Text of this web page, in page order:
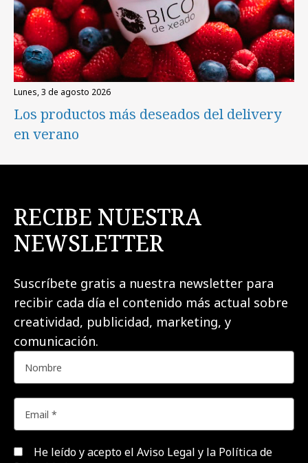
lunes, 3 de agosto 2026
Los productos más deseados del delivery
en verano
RECIBE NUESTRA
NEWSLETTER
Suscríbete gratis a nuestra newsletter para
recibir cada día el contenido más actual sobre
creatividad, publicidad, marketing, y
comunicación.
He leído y acepto el Aviso Legal y la Política de